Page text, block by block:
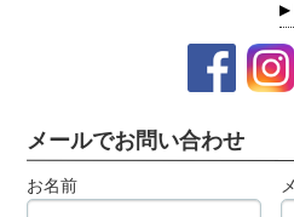
メールでお問い合わせ
お名前